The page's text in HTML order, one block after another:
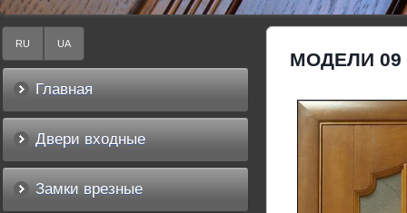
RU UA
Главная
Двери входные
Замки врезные
МОДЕЛИ 09